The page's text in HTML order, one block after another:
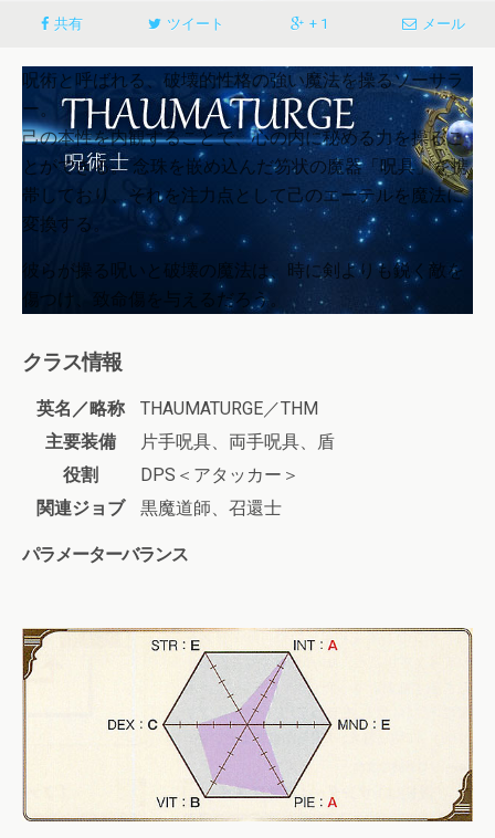
共有 ツイート + 1 メール
呪術と呼ばれる、破壊的性格の強い魔法を操るソーサラ
ー。
己の本性を内観することで、心の内に秘める力を操るこ
とができる。 念珠を嵌め込んだ笏状の魔器「呪具」を携
帯しており、それを注力点として己のエーテルを魔法に
変換する。
彼らが操る呪いと破壊の魔法は、時に剣よりも鋭く敵を
傷つけ、致命傷を与えるだろう。
クラス情報
英名／略称
THAUMATURGE／THM
主要装備
片手呪具、両手呪具、盾
役割
DPS＜アタッカー＞
関連ジョブ
黒魔道師、召還士
パラメーターバランス